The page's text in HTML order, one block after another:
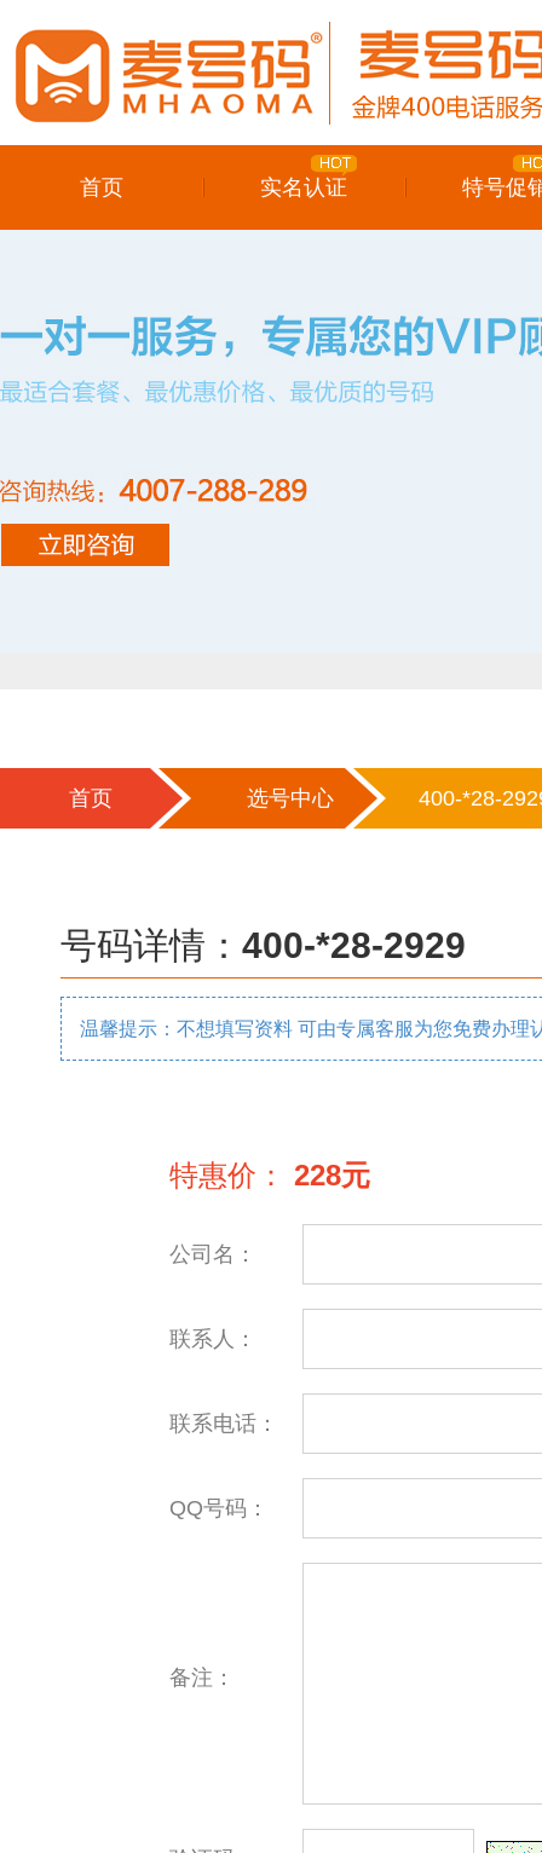
首页 实名认证 特号促
首页 选号中心 400-*28-
号码详情： 400-*28-2929
温馨提示：不想填写资料 可由专属客服为您免费办理
特惠价： 228元
公司名：
联系人：
联系电话：
QQ号码：
备注：